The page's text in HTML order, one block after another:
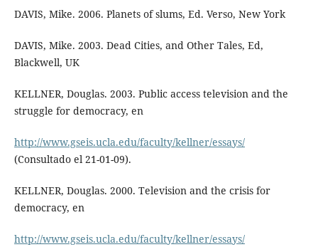
DAVIS, Mike. 2006. Planets of slums, Ed. Verso, New York
DAVIS, Mike. 2003. Dead Cities, and Other Tales, Ed,
Blackwell, UK
KELLNER, Douglas. 2003. Public access television and the
struggle for democracy, en
http://www.gseis.ucla.edu/faculty/kellner/essays/
(Consultado el 21-01-09).
KELLNER, Douglas. 2000. Television and the crisis for
democracy, en
http://www.gseis.ucla.edu/faculty/kellner/essays/